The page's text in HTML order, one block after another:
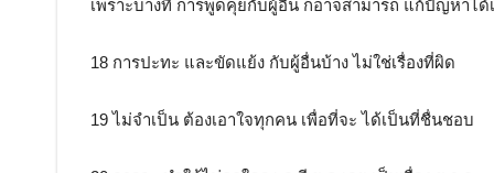
เพราะบางที การพูดคุยกับผู้อื่น ก็อาจสามารถ แก้ปัญหาไ
18 การปะทะ และขัดแย้ง กับผู้อื่นบ้าง ไม่ใช่เรื่องที่ผิด
19 ไม่จำเป็น ต้องเอาใจทุกคน เพื่อที่จะ ได้เป็นที่ชื่นชอบ